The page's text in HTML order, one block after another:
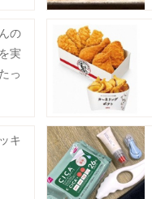
の
実
っ
キ